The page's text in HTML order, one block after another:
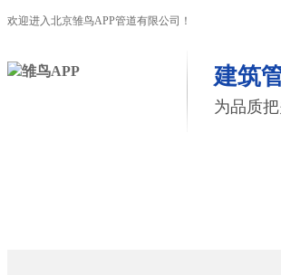
欢迎进入北京雏鸟APP管道有限公司！
建筑
为品质把